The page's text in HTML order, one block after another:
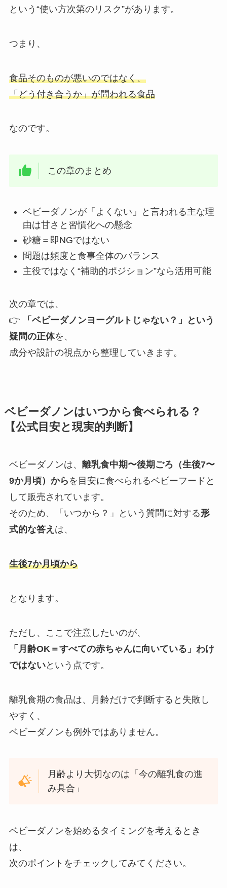
という“使い方次第のリスク”があります。
つまり、
食品そのものが悪いのではなく、
「どう付き合うか」が問われる食品
なのです。
この章のまとめ
ベビーダノンが「よくない」と言われる主な理
由は甘さと習慣化への懸念
砂糖＝即NGではない
問題は頻度と食事全体のバランス
主役ではなく“補助的ポジション”なら活用可能
次の章では、
👉
「ベビーダノンヨーグルトじゃない？」という
疑問の正体を、
成分や設計の視点から整理していきます。
ベビーダノンはいつから食べられる？
【公式目安と現実的判断】
ベビーダノンは、 離乳食中期〜後期ごろ（生後7〜
9か月頃）から を目安に食べられるベビーフードと
して販売されています。
そのため、「いつから？」という質問に対する形
式的な答え は、
生後7か月頃から
となります。
ただし、ここで注意したいのが、
「月齢OK＝すべての赤ちゃんに向いている」わけ
ではないという点です。
離乳食期の食品は、月齢だけで判断すると失敗し
やすく、
ベビーダノンも例外ではありません。
月齢より大切なのは「今の離乳食の進
み具合」
ベビーダノンを始めるタイミングを考えるとき
は、
次のポイントをチェックしてみてください。